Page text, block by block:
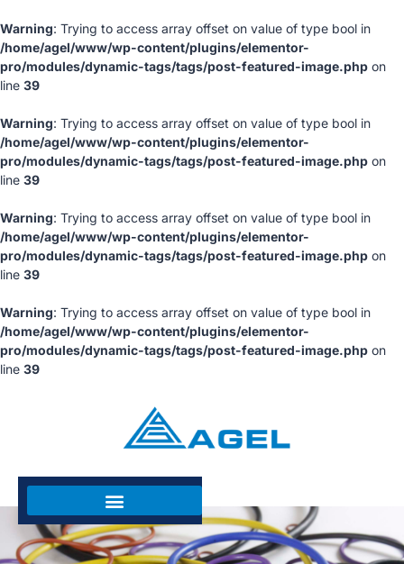
Warning: Trying to access array offset on value of type bool in
/home/agel/www/wp-content/plugins/elementor-
pro/modules/dynamic-tags/tags/post-featured-image.php on
line 39
Warning: Trying to access array offset on value of type bool in
/home/agel/www/wp-content/plugins/elementor-
pro/modules/dynamic-tags/tags/post-featured-image.php on
line 39
Warning: Trying to access array offset on value of type bool in
/home/agel/www/wp-content/plugins/elementor-
pro/modules/dynamic-tags/tags/post-featured-image.php on
line 39
Warning: Trying to access array offset on value of type bool in
/home/agel/www/wp-content/plugins/elementor-
pro/modules/dynamic-tags/tags/post-featured-image.php on
line 39